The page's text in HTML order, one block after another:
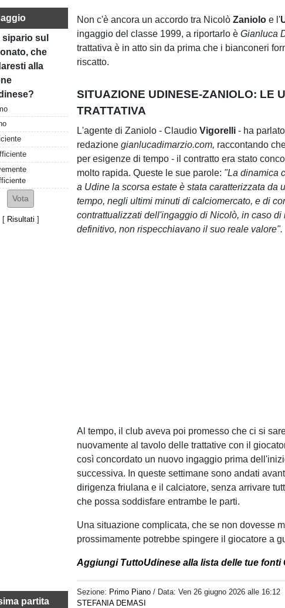
sipario sul
che
alla
[ Risultati ]
partita
Non c'è ancora un accordo tra NicolòZaniolo e l'
ingaggio del classe 1999, a riportarlo èGianluca
trattativa è in atto sin da prima che i bianconeri
riscatto.
SITUAZIONE UDINESE-ZANIOLO: LE
TRATTATIVA
L'agente di Zaniolo - ClaudioVigorelli - ha
redazionegianlucadimarzio.com, raccontando
per esigenze di tempo - il contratto era stato
molto rapida. Queste le sue parole: "La dinamica
a Udine la scorsa estate è stata caratterizzata da
tempo, negli ultimi minuti di calciomercato, e di
contrattualizzati dell'ingaggio di Nicolò, in caso di
definitivo, non rispecchiavano il suo reale valore".
Al tempo, il club aveva poi promesso che ci si
nuovamente al tavolo delle trattative con il
così concordato un nuovo ingaggio prima
successiva. In queste settimane sono andati
dirigenza friulana e il calciatore, senza arrivare
che possa soddisfare entrambe le parti.
Una situazione complicata, che se non dovesse
prossimamente potrebbe spingere il giocatore a
Aggiungi TuttoUdinese alla lista delle tue fonti
Sezione: Primo Piano / Data:Ven 26 giugno 2026 alle 16:12
STEFANIA DEMASI